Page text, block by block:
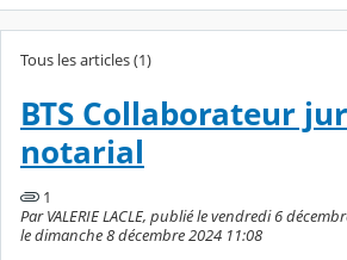
Tous les articles (1)
BTS Collaborateur
notarial
1
Par VALERIE LACLE, publié le vendredi 6
le dimanche 8 décembre 2024 11:08